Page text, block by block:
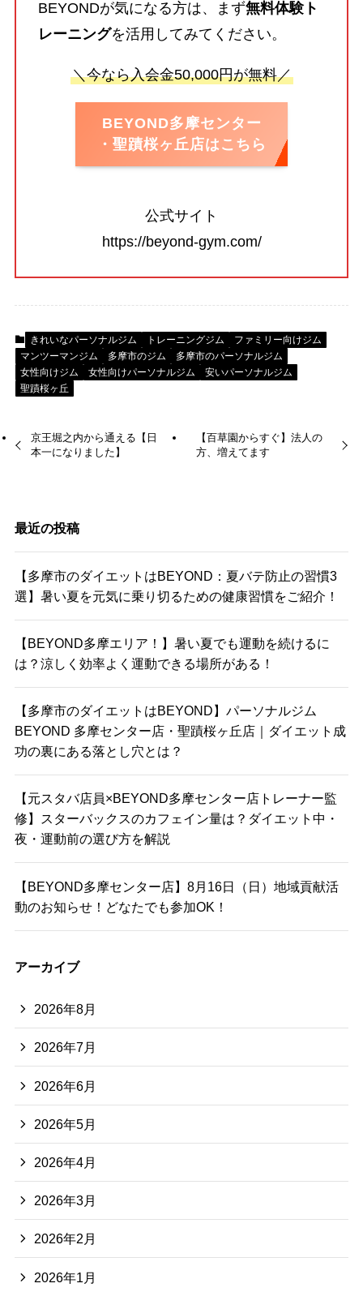
BEYONDが気になる方は、まず無料体験ト
レーニングを活用してみてください。
＼今なら入会金50,000円が無料／
BEYOND多摩センター
・聖蹟桜ヶ丘店はこちら
公式サイト
https://beyond-gym.com/
きれいなパーソナルジム トレーニングジム
ファミリー向けジム
マンツーマンジム
多摩市のジム
多摩市のパーソナルジム
女性向けジム
女性向けパーソナルジム
安いパーソナルジム
聖蹟桜ヶ丘
京王堀之内から通える【日
本一になりました】
【百草園からすぐ】法人の
方、増えてます
最近の投稿
【多摩市のダイエットはBEYOND：夏バテ防止の習慣3
選】暑い夏を元気に乗り切るための健康習慣をご紹介！
【BEYOND多摩エリア！】暑い夏でも運動を続けるに
は？涼しく効率よく運動できる場所がある！
【多摩市のダイエットはBEYOND】パーソナルジム
BEYOND 多摩センター店・聖蹟桜ヶ丘店｜ダイエット成
功の裏にある落とし穴とは？
【元スタバ店員×BEYOND多摩センター店トレーナー監
修】スターバックスのカフェイン量は？ダイエット中・
夜・運動前の選び方を解説
【BEYOND多摩センター店】8月16日（日）地域貢献活
動のお知らせ！どなたでも参加OK！
アーカイブ
2026年8月
2026年7月
2026年6月
2026年5月
2026年4月
2026年3月
2026年2月
2026年1月